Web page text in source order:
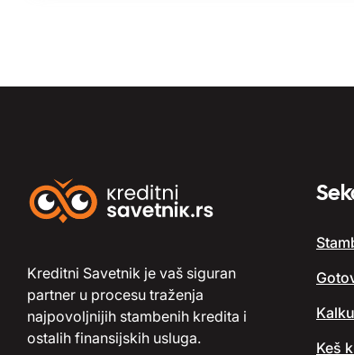
Kreditni Savetnik je vaš siguran
partner u procesu traženja
najpovoljnijih stambenih kredita i
ostalih finansijskih usluga.
Keš